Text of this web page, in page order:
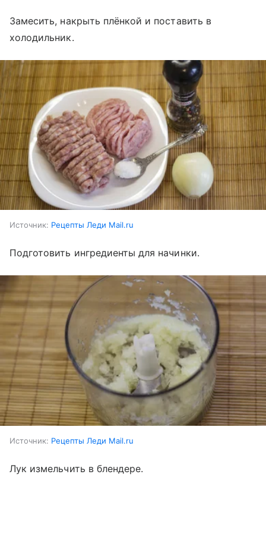
Замесить, накрыть плёнкой и поставить в
холодильник.
Источник: Рецепты Леди Mail.ru
Подготовить ингредиенты для начинки.
Источник: Рецепты Леди Mail.ru
Лук измельчить в блендере.